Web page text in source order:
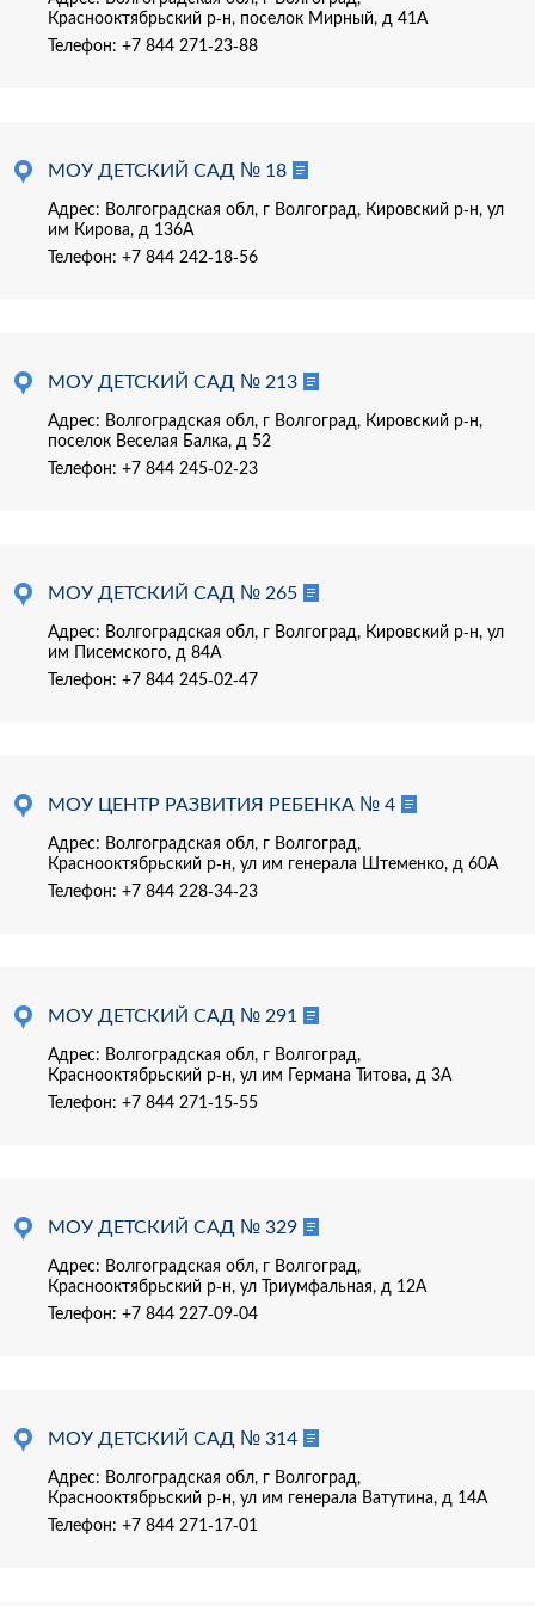
Краснооктябрьский р-н, поселок Мирный, д 41А
Телефон: +7 844 271-23-88
МОУ ДЕТСКИЙ САД № 18
Адрес: Волгоградская обл, г Волгоград, Кировский р-н, ул
им Кирова, д 136А
Телефон: +7 844 242-18-56
МОУ ДЕТСКИЙ САД № 213
Адрес: Волгоградская обл, г Волгоград, Кировский р-н,
поселок Веселая Балка, д 52
Телефон: +7 844 245-02-23
МОУ ДЕТСКИЙ САД № 265
Адрес: Волгоградская обл, г Волгоград, Кировский р-н, ул
им Писемского, д 84А
Телефон: +7 844 245-02-47
МОУ ЦЕНТР РАЗВИТИЯ РЕБЕНКА № 4
Адрес: Волгоградская обл, г Волгоград,
Краснооктябрьский р-н, ул им генерала Штеменко, д 60А
Телефон: +7 844 228-34-23
МОУ ДЕТСКИЙ САД № 291
Адрес: Волгоградская обл, г Волгоград,
Краснооктябрьский р-н, ул им Германа Титова, д 3А
Телефон: +7 844 271-15-55
МОУ ДЕТСКИЙ САД № 329
Адрес: Волгоградская обл, г Волгоград,
Краснооктябрьский р-н, ул Триумфальная, д 12А
Телефон: +7 844 227-09-04
МОУ ДЕТСКИЙ САД № 314
Адрес: Волгоградская обл, г Волгоград,
Краснооктябрьский р-н, ул им генерала Ватутина, д 14А
Телефон: +7 844 271-17-01